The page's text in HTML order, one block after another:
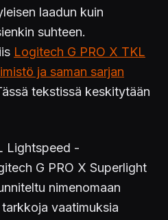
laadun kuin
suhteen.
Logitech G PRO X TKL
ja saman sarjan
tekstissä keskitytään
Lightspeed -
G PRO X Superlight
nimenomaan
vaatimuksia